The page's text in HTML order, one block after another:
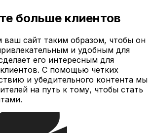
больше клиентов
ваш сайт таким образом, чтобы он
и удобным для
его интересным для
С помощью четких
и убедительного контента мы
на путь к тому, чтобы стать